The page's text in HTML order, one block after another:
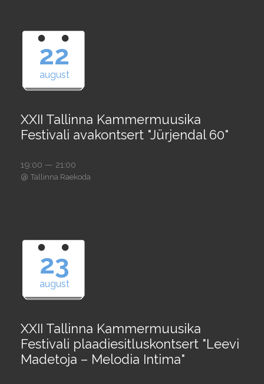
22
august
XXII Tallinna Kammermuusika
Festivali avakontsert "Jürjendal 60"
19:00 — 21:00
@ Tallinna Raekoda
23
august
XXII Tallinna Kammermuusika
Festivali plaadiesitluskontsert "Leevi
Madetoja – Melodia Intima"